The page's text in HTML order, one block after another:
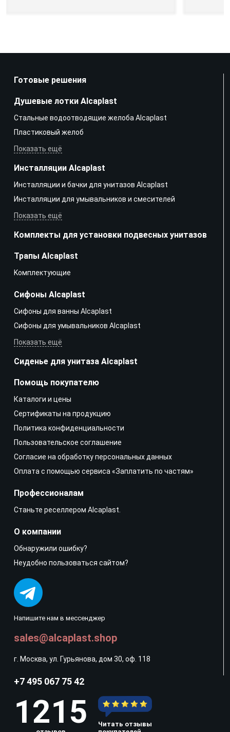
Готовые решения
Душевые лотки Alcaplast
Стальные водоотводящие желоба Alcaplast
Пластиковый желоб
Показать ещё
Инсталляции Alcaplast
Инсталляции и бачки для унитазов Alcaplast
Инсталляции для умывальников и смесителей
Показать ещё
Комплекты для установки подвесных унитазов
Трапы Alcaplast
Kомплектующие
Сифоны Alcaplast
Сифоны для ванны Alcaplast
Сифоны для умывальников Alcaplast
Показать ещё
Сиденье для унитаза Alcaplast
Напишите нам в мессенджер
sales@alcaplast.shop
г. Москва, ул. Гурьянова, дом 30, оф. 118
Помощь покупателю
Каталоги и цены
Сертификаты на продукцию
Политика конфиденциальности
Пользовательское соглашение
Согласие на обработку персональных данных
Оплата с помощью сервиса «Заплатить по частям»
Профессионалам
Станьте реселлером Alcaplast.
О компании
Обнаружили ошибку?
Неудобно пользоваться сайтом?
+7 495 067 75 42
1215
Читать отзывы